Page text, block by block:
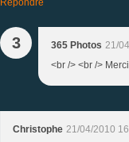
3 365 Photos 21/
<br /> <br />
Christophe 21/04/2010